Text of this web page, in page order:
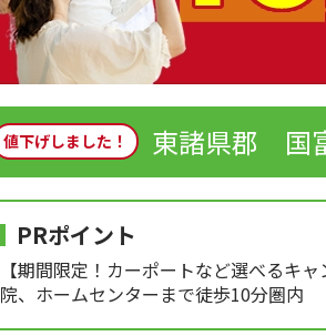
値下げしました！ 東諸県郡 国
PRポイント
【期間限定！カーポートなど選べるキ
院、ホームセンターまで徒歩10分圏内